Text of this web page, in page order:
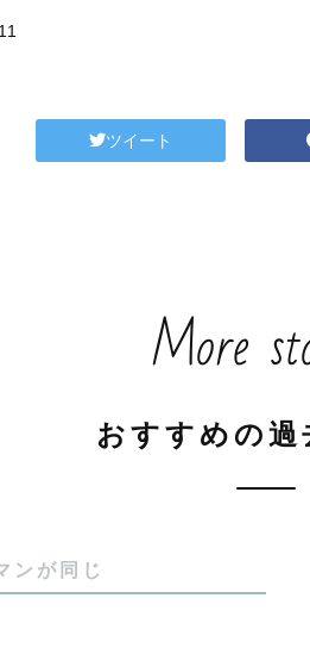
ツイート
More
おすすめの過
ンが同じ